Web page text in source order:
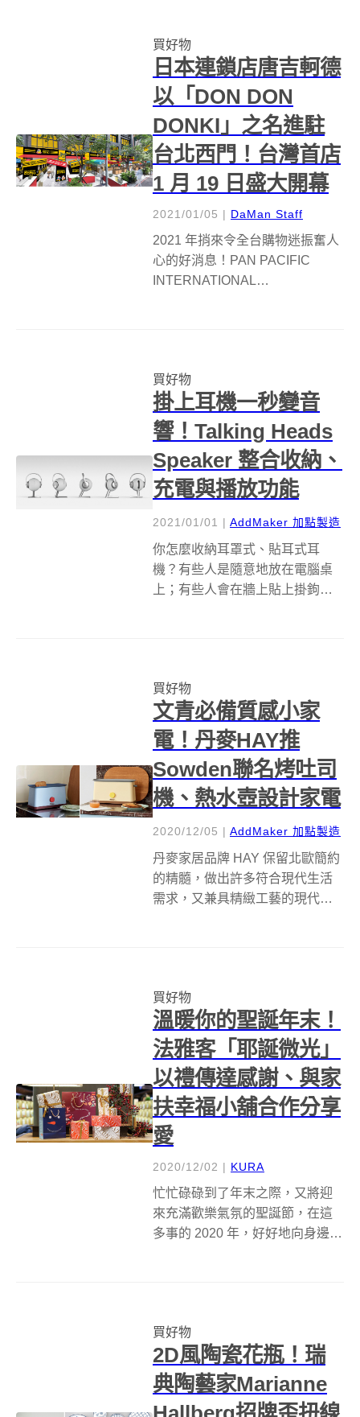
器！厝內 推出「 Rice-Cycle 稻殼
便當盒 」...
買好物
日本連鎖店唐吉軻德
以「DON DON
DONKI」之名進駐
台北西門！台灣首店
1 月 19 日盛大開幕
2021/01/05 | DaMan Staff
2021 年捎來令全台購物迷振奮人
心的好消息！PAN PACIFIC
INTERNATIONAL
「DON DON D...
買好物
掛上耳機一秒變音
響！Talking Heads
Speaker 整合收納、
充電與播放功能
2021/01/01 | AddMaker 加點製造
你怎麼收納耳罩式、貼耳式耳
機？有些人是隨意地放在電腦桌
上；有些人會在牆上貼上掛鉤懸
久下來耳機可能會變形⋯⋯。
LeapX 的設計...
買好物
文青必備質感小家
電！丹麥HAY推
Sowden聯名烤吐司
機、熱水壺設計家電
2020/12/05 | AddMaker 加點製造
丹麥家居品牌 HAY 保留北歐簡約
的精髓，做出許多符合現代生活
需求，又兼具精緻工藝的現代家
Sowden合作的系列產品...
買好物
溫暖你的聖誕年末！
法雅客「耶誕微光」
以禮傳達感謝、與家
扶幸福小舖合作分享
愛
2020/12/02 | KURA
忙忙碌碌到了年末之際，又將迎
來充滿歡樂氣氛的聖誕節，在這
多事的 2020 年，好好地向身邊的
祝福的氛圍，法雅客推出「耶誕
微光」企...
買好物
2D風陶瓷花瓶！瑞
典陶藝家Marianne